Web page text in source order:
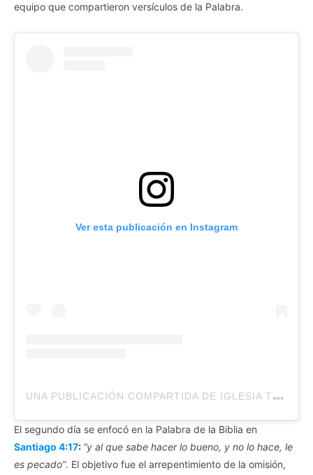
equipo que compartieron versículos de la Palabra.
Ver esta publicación en Instagram
U
NA PUBLICACIÓN COMPARTIDA DE IGLESIA TOMATULUGAR (@TTLIGLESIA)
El segundo día se enfocó en la Palabra de la Biblia en
Santiago 4:17: “y al que sabe hacer lo bueno, y no lo hace, le
es pecado”. El objetivo fue el arrepentimiento de la omisión,